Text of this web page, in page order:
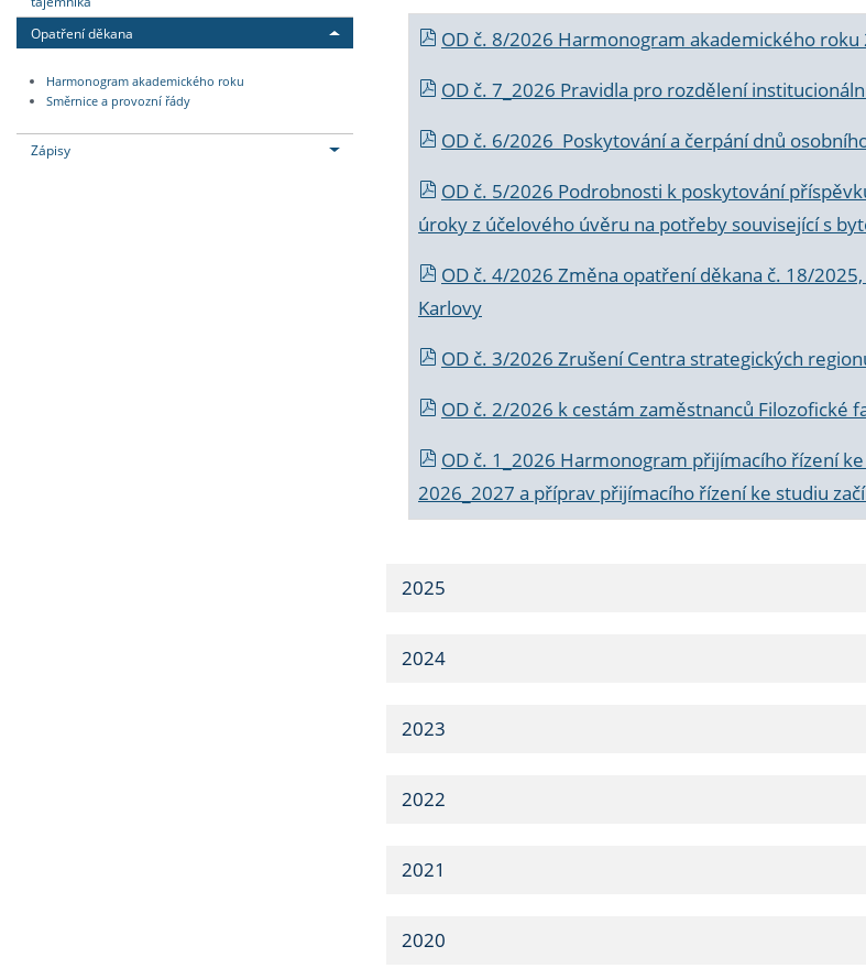
Opatření děkana
Harmonogram akademického roku
Směrnice a provozní řády
Zápisy
OD č. 8/2026 Harmonogram akademického
OD č. 7_2026 Pravidla pro rozdělení
OD č. 6/2026 Poskytování a čerpání dnů
OD č. 5/2026 Podrobnosti k poskytování
úroky z účelového úvěru na potřeby související s
OD č. 4/2026 Změna opatření děkana č. 18/
Karlovy
OD č. 3/2026 Zrušení Centra strategických
OD č. 2/2026 k cestám zaměstnanců Filozofické
OD č. 1_2026 Harmonogram přijímacího řízení
2026_2027 a příprav přijímacího řízení ke studiu
2025
2024
2023
2022
2021
2020